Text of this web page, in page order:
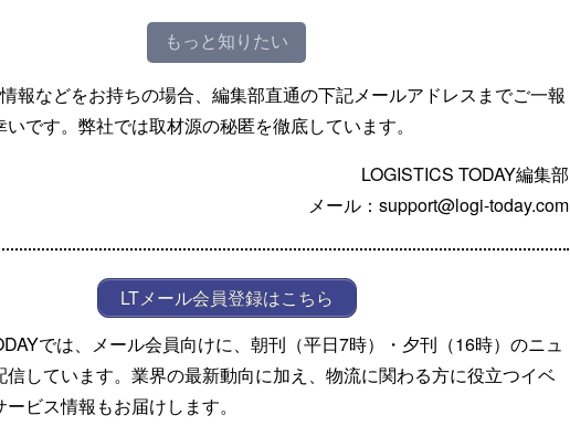
もっと知りたい
報などをお持ちの場合、編集部直通の下記メールアドレスまでご一報
です。弊社では取材源の秘匿を徹底しています。
LOGISTICS TODAY編集部
メール：support@logi-today.com
LTメール会員登録はこちら
では、メール会員向けに、朝刊（平日7時）・夕刊（16時）のニュ
信しています。業界の最新動向に加え、物流に関わる方に役立つイベ
ビス情報もお届けします。